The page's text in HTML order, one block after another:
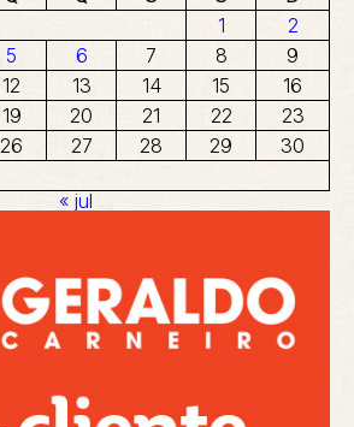
1
2
5 6 7 8
9
12 13 14 15
16
19 20 21 22
23
26 27 28 29
30
« jul